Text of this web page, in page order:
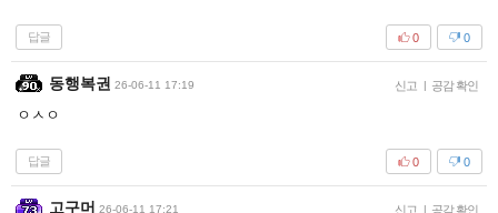
답글 0
0
동행복권 26-06-11 17:19 신고 | 공감 확인
ㅇㅅㅇ
답글 0
0
고구머 26-06-11 17:21 신고 | 공감 확인